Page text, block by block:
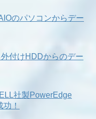
のパソコンからデー
付けHDDからのデー
社製PowerEdge
！